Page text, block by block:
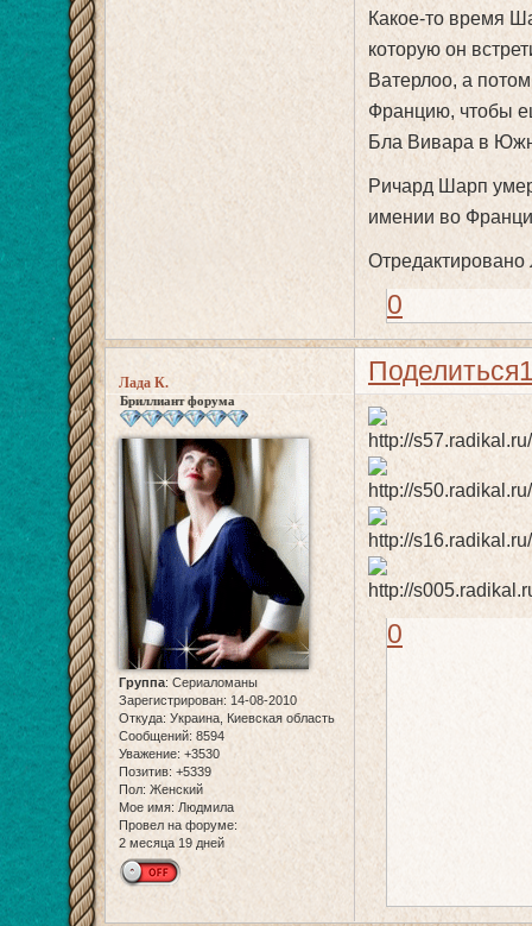
Какое-то время
которую он
Ватерлоо, а
Францию, чтобы
Бла Вивара в
Ричард Шарп
имении во
0
Поделиться
Лада К.
Бриллиант форума
Группа: Сериаломаны
Зарегистрирован: 14-08-2010
Откуда: Украина, Киевская область
Сообщений: 8594
Уважение: +3530
Позитив: +5339
Пол: Женский
Мое имя: Людмила
Провел на форуме:
2 месяца 19 дней
0